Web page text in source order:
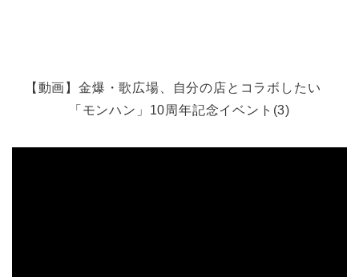
【動画】金爆・歌広場、自分の店とコラボしたい
「モンハン」10周年記念イベント(3)